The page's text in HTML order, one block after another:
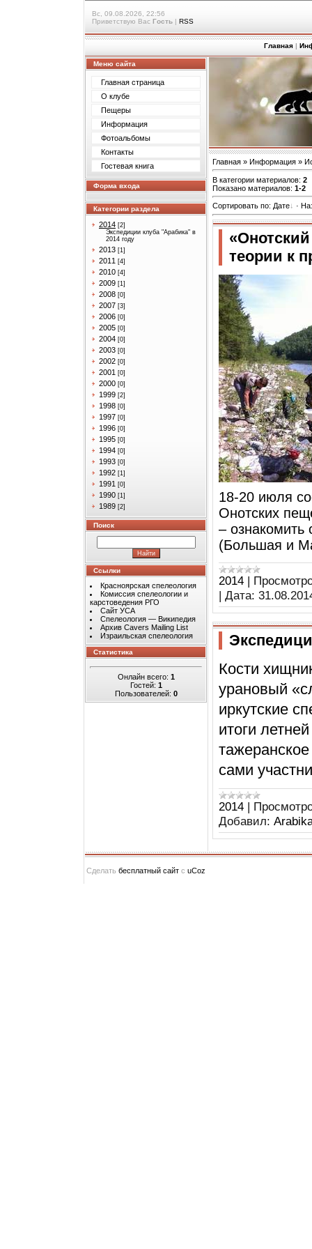
Вс, 09.08.2026, 22:56
Приветствую Вас Гость | RSS
Главная|
Меню сайта
Главная страница
О клубе
Пещеры
Информация
Фотоальбомы
Контакты
Гостевая книга
Форма входа
Категории раздела
2014 [2]
Экспедиции клуба "Арабика" в
2014 году
2013 [1]
2011 [4]
2010 [4]
2009 [1]
2008 [0]
2007 [3]
2006 [0]
2005 [0]
2004 [0]
2003 [0]
2002 [0]
2001 [0]
2000 [0]
1999 [2]
1998 [0]
1997 [0]
1996 [0]
1995 [0]
1994 [0]
1993 [0]
1992 [1]
1991 [0]
1990 [1]
1989 [2]
Поиск
Ссылки
Красноярская спелеология
Комиссия спелеологии и
карстоведения РГО
Сайт УСА
Спелеология — Википедия
Архив Cavers Mailing List
Израильская спелеология
Статистика
Онлайн всего: 1
Гостей: 1
Пользователей: 0
Главная » Информация »
В категории материалов: 2
Показано материалов: 1-2
Сортировать по: Дате ·
теории к
18-20 июля
Онотских
– ознакомить
(Большая и
2014 |
| Дата:
Кости
урановый
иркутские
итоги
сами
2014 |
Добавил:
Сделать бесплатный сайт с uCoz